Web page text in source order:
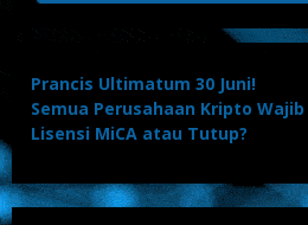
Prancis Ultimatum 30 Juni!
Semua Perusahaan Kripto Wajib
Lisensi MiCA atau Tutup?